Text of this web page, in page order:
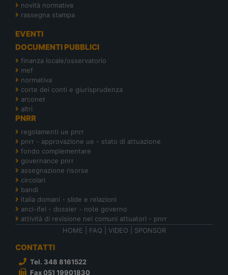
novità normative
rassegna stampa
EVENTI
DOCUMENTI PUBBLICI
finanza locale/osservatorio
mef
normativa
corte dei conti e giurisprudenza
arconet
altri
PNRR
regolamenti ue pnrr
pnrr - approvazione ue - stato di attuazione
fondo complementare
governance pnrr
assegnazione risorse
circolari
bandi
italia domani - slide e relazioni
anci-ifel - dossier - note governo
attività di revisione nei comuni attuatori - pnrr
HOME
FAQ VIDEO SPONSOR
CONTATTI
Tel. 348 8161522
Fax 051 19901830